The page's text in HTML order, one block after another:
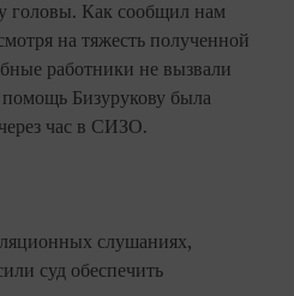
головы. Как сообщил нам
на тяжесть полученной
работники не вызвали
Бизурукову была
час в СИЗО.
слушаниях,
суд обеспечить